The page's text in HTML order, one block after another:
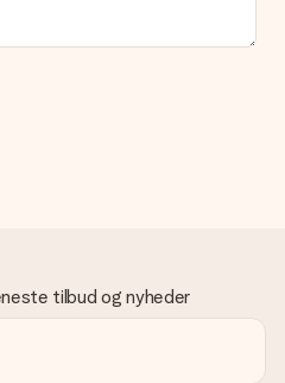
tilbud og nyheder